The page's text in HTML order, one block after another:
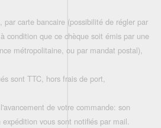
par carte bancaire (possibilité de régler par
condition que ce chèque soit émis par une
métropolitaine, ou par mandat postal),
sont TTC, hors frais de port,
de votre commande: son
vous sont notifiés par mail.